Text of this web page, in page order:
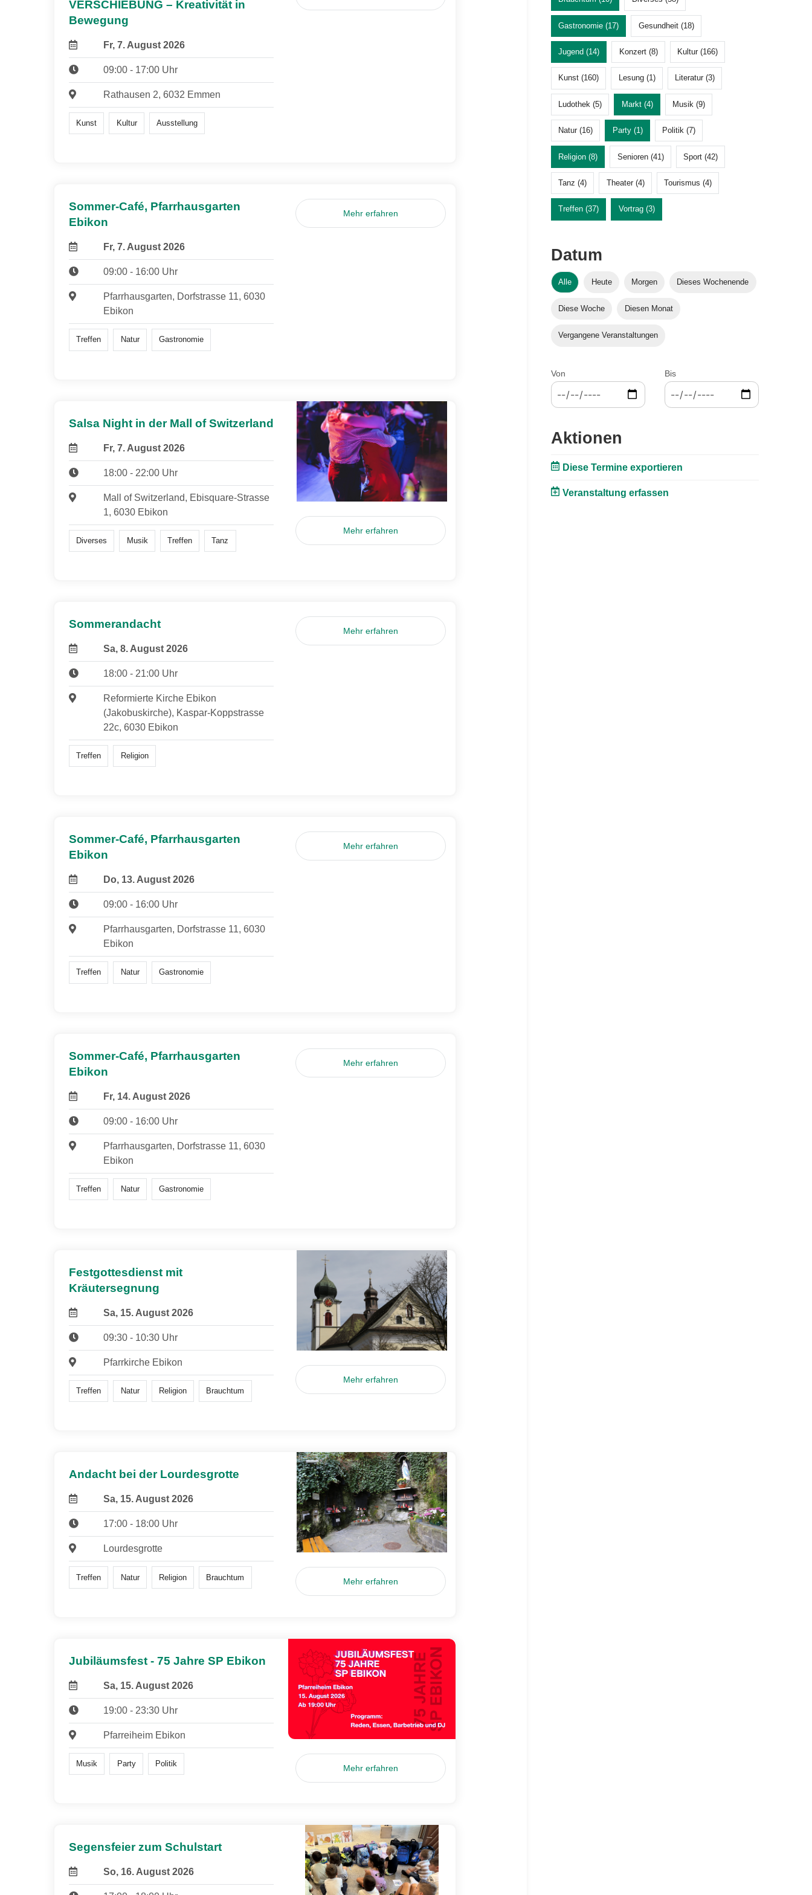
VERSCHIEBUNG – Kreativität in
Bewegung
Fr, 7. August 2026
09:00 - 17:00 Uhr
Rathausen 2, 6032 Emmen
Kunst Kultur Ausstellung
Sommer-Café, Pfarrhausgarten
Ebikon
Fr, 7. August 2026
09:00 - 16:00 Uhr
Pfarrhausgarten, Dorfstrasse 11, 6030
Ebikon
Treffen Natur Gastronomie
Mehr erfahren
Salsa Night in der Mall of Switzerland
Fr, 7. August 2026
18:00 - 22:00 Uhr
Mall of Switzerland, Ebisquare-Strasse
1, 6030 Ebikon
Diverses Musik Treffen Tanz
Mehr erfahren
Sommerandacht
Sa, 8. August 2026
18:00 - 21:00 Uhr
Reformierte Kirche Ebikon
(Jakobuskirche), Kaspar-Koppstrasse
22c, 6030 Ebikon
Treffen Religion
Mehr erfahren
Sommer-Café, Pfarrhausgarten
Ebikon
Do, 13. August 2026
09:00 - 16:00 Uhr
Pfarrhausgarten, Dorfstrasse 11, 6030
Ebikon
Treffen Natur Gastronomie
Mehr erfahren
Sommer-Café, Pfarrhausgarten
Ebikon
Fr, 14. August 2026
09:00 - 16:00 Uhr
Pfarrhausgarten, Dorfstrasse 11, 6030
Ebikon
Treffen Natur Gastronomie
Mehr erfahren
Festgottesdienst mit
Kräutersegnung
Sa, 15. August 2026
09:30 - 10:30 Uhr
Pfarrkirche Ebikon
Treffen Natur Religion Brauchtum
Mehr erfahren
Andacht bei der Lourdesgrotte
Sa, 15. August 2026
17:00 - 18:00 Uhr
Lourdesgrotte
Treffen Natur Religion Brauchtum Mehr erfahren
Jubiläumsfest - 75 Jahre SP Ebikon
Sa, 15. August 2026
19:00 - 23:30 Uhr
Pfarreiheim Ebikon
Musik Party Politik Mehr erfahren
Segensfeier zum Schulstart
So, 16. August 2026
Gastronomie (17) Gesundheit (18)
Jugend (14) Konzert (8) Kultur (166)
Kunst (160) Lesung (1) Literatur (3)
Ludothek (5) Markt (4) Musik (9)
Natur (16) Party (1) Politik (7)
Religion (8) Senioren (41) Sport (42)
Tanz (4) Theater (4) Tourismus (4)
Treffen (37) Vortrag (3)
Datum
Alle Heute Morgen Dieses Wochenende
Diese Woche Diesen Monat
Vergangene Veranstaltungen
Von Bis
Aktionen
Diese Termine exportieren
Veranstaltung erfassen